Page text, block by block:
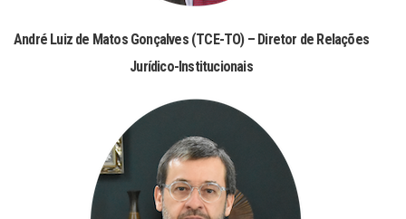
André Luiz de Matos Gonçalves (TCE-TO) – Diretor de Relações
Jurídico-Institucionais